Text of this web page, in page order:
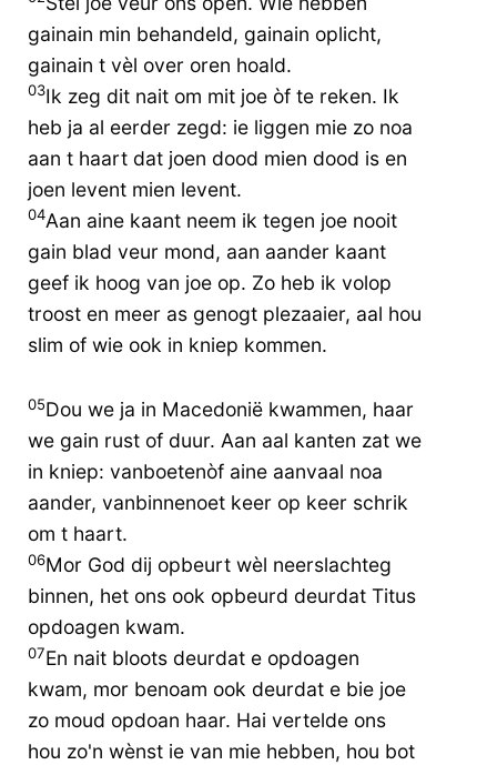
gainain min behandeld, gainain oplicht,
gainain t vèl over oren hoald.
03Ik zeg dit nait om mit joe òf te reken. Ik
heb ja al eerder zegd: ie liggen mie zo noa
aan t haart dat joen dood mien dood is en
joen levent mien levent.
04Aan aine kaant neem ik tegen joe nooit
gain blad veur mond, aan aander kaant
geef ik hoog van joe op. Zo heb ik volop
troost en meer as genogt plezaaier, aal hou
slim of wie ook in kniep kommen.
05Dou we ja in Macedonië kwammen, haar
we gain rust of duur. Aan aal kanten zat we
in kniep: vanboetenòf aine aanvaal noa
aander, vanbinnenoet keer op keer schrik
om t haart.
06Mor God dij opbeurt wèl neerslachteg
binnen, het ons ook opbeurd deurdat Titus
opdoagen kwam.
07En nait bloots deurdat e opdoagen
kwam, mor benoam ook deurdat e bie joe
zo moud opdoan haar. Hai vertelde ons
hou zo'n wènst ie van mie hebben, hou bot